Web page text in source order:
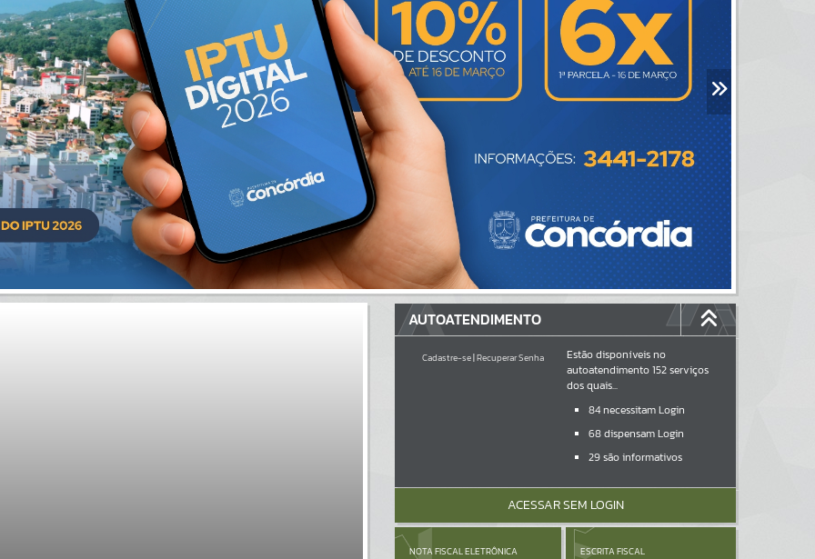
AUTOATENDIMENTO
Cadastre-se|Recuperar Senha
Estão disponíveis no
autoatendimento152serviços
dos quais...
84necessitam Login
68dispensam Login
29são informativos
ACESSAR SEM LOGIN
NOTA FISCAL ELETRÔNICA ESCRITA FISCAL